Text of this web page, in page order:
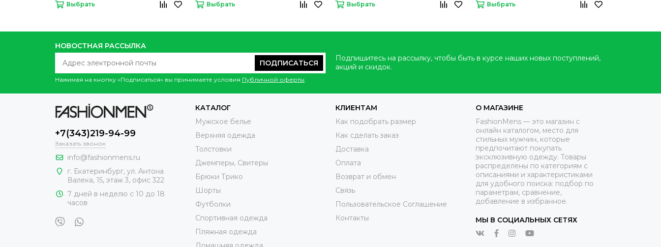
Выбрать Выбрать Выбрать Выбрать
НОВОСТНАЯ РАССЫЛКА
ПОДПИСАТЬСЯ
Нажимая на кнопку «Подписаться» вы принимаете условия Публичной оферты.
Подпишитесь на рассылку, чтобы быть в курсе наших новых поступлений,
акций и скидок.
+7(343)219-94-99
Заказать звонок
info@fashionmens.ru
г. Екатеринбург, ул. Антона
Валека, 15, этаж 3, офис 322
7 дней в неделю с 10 до 18
часов
КАТАЛОГ
Мужское белье
Верхняя одежда
Толстовки
Джемперы, Свитеры
Брюки Трико
Шорты
Футболки
Спортивная одежда
Пляжная одежда
КЛИЕНТАМ
Как подобрать размер
Как сделать заказ
Доставка
Оплата
Возврат и обмен
Связь
Пользовательское Соглашение
Контакты
О МАГАЗИНЕ
FashionMens — это магазин с
онлайн каталогом, место для
стильных мужчин, которые
предпочитают покупать
эксклюзивную одежду. Товары
распределены по категориям с
описаниями и характеристиками
для удобного поиска: подбор по
параметрам, сравнение,
добавление в избранное.
МЫ В СОЦИАЛЬНЫХ СЕТЯХ